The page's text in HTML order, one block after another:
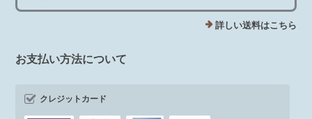
詳しい送料はこちら
お支払い方法について
クレジットカード